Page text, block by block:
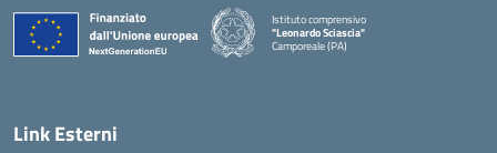
Istituto comprensivo
"Leonardo Sciascia"
Camporeale (PA)
— Visita la pagina iniziale della scuola
Link Esterni